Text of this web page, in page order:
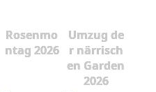
Rosenmo
ntag 2026
Umzug de
r närrisch
en Garden
2026